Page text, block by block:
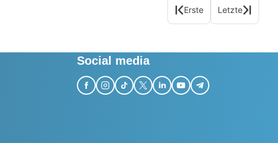
Erste Letzte
Social media